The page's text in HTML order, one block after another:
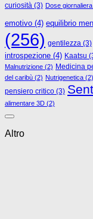
curiosità (3) Dose
emotivo (4) equilibrio
(256) gentilezza (3)
introspezione (4) Kaatsu
Malnutrizione (2) Medicina
del caribù (2) Nutrigenetica (2)
pensiero critico (3)
alimentare 3D (2)
Altro